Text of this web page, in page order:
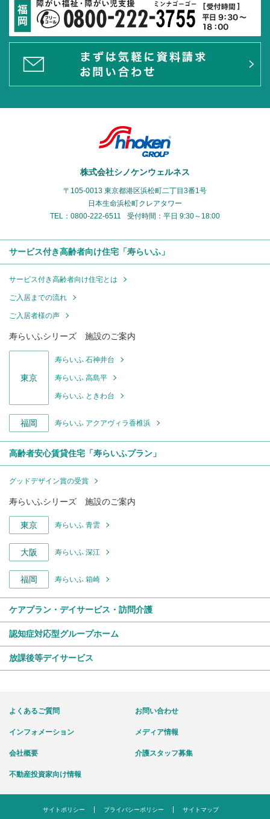
株式会社シノケンウェルネス
〒105-0013 東京都港区浜松町二丁目3番1号
日本生命浜松町クレアタワー
TEL：0800-222-6511
受付時間：平日 9:30～18:00
サービス付き高齢者向け住宅「寿らいふ」
サービス付き高齢者向け住宅とは
ご入居までの流れ
ご入居者様の声
寿らいふシリーズ 施設のご案内
東京
寿らいふ 石神井台
寿らいふ 高島平
寿らいふ ときわ台
福岡 寿らいふ アクアヴィラ香椎浜
高齢者安心賃貸住宅「寿らいふプラン」
グッドデザイン賞の受賞
寿らいふシリーズ 施設のご案内
東京 寿らいふ 青雲
大阪 寿らいふ 深江
福岡 寿らいふ 箱崎
ケアプラン・デイサービス・訪問介護
認知症対応型グループホーム
放課後等デイサービス
よくあるご質問 お問い合わせ
インフォメーション メディア情報
会社概要 介護スタッフ募集
不動産投資家向け情報
サイトポリシー プライバシーポリシー サイトマップ